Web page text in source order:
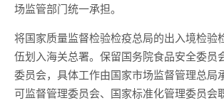
场监管部门统一承担。
将国家质量监督检验检疫总局的出入境检验
伍划入海关总署。保留国务院食品安全委员
委员会，具体工作由国家市场监督管理总局
可监督管理委员会、国家标准化管理委员会